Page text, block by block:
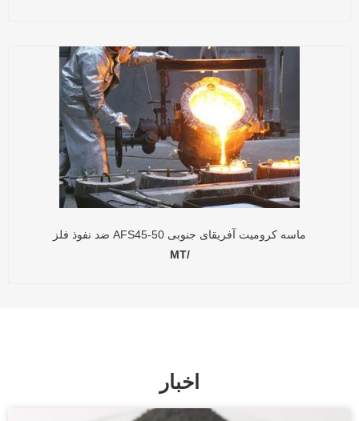
ماسه کرومیت آفریقای جنوبی AFS45-50 ضد نفوذ فلز
/MT
اخبار